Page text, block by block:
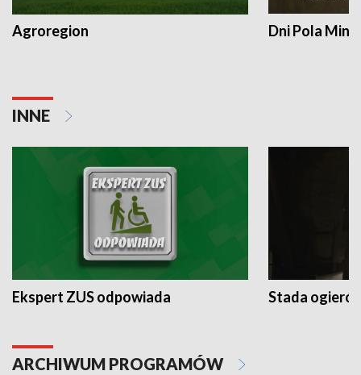
Agroregion Dni Pola
INNE
Ekspert ZUS odpowiada Stada
ARCHIWUM PROGRAMÓW